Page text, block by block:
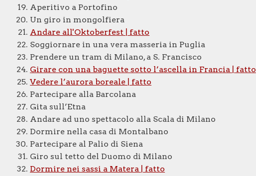
Aperitivo a Portofino
Un giro in mongolfiera
Andare all'Oktoberfest | fatto
Soggiornare in una vera masseria in Puglia
Prendere un tram di Milano, a S. Francisco
Girare con una baguette sotto l’ascella in Francia | fatto
Vedere l’aurora boreale | fatto
Partecipare alla Barcolana
Gita sull’Etna
Andare ad uno spettacolo alla Scala di Milano
Dormire nella casa di Montalbano
Partecipare al Palio di Siena
Giro sul tetto del Duomo di Milano
Dormire nei sassi a Matera | fatto